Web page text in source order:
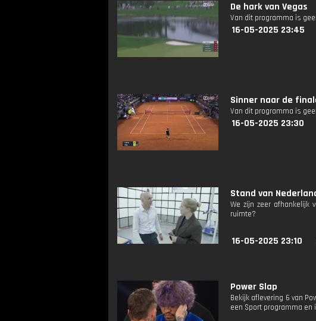
De hark van Vegas
Van dit programma is
16-05-2025 23:45
Sinner naar de
Van dit programma is
16-05-2025 23:30
Stand van
We zijn zeer afhankelijk
ruimte?
16-05-2025 23:10
Power Slap
Bekijk aflevering 6 van
een Sport programma en